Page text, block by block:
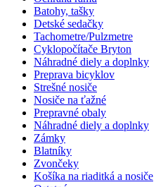
Batohy, tašky
Detské sedačky
Tachometre/Pulzmetre
Cyklopočítače Bryton
Náhradné diely a doplnky
Preprava bicyklov
Strešné nosiče
Nosiče na ťažné
Prepravné obaly
Náhradné diely a doplnky
Zámky
Blatníky
Zvončeky
Košíka na riaditká a nosiče